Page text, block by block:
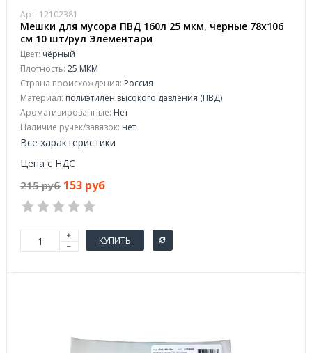
Арт. 12102381
Мешки для мусора ПВД 160л 25 мкм, черные 78х106
см 10 шт/рул Элементари
Цвет: чёрный
Плотность: 25 МКМ
Страна происхождения: Россия
Материал: полиэтилен высокого давления (ПВД)
Ароматизированные: Нет
Наличие ручек/завязок: нет
Все характеристики
Цена с НДС
215 руб 153 руб
КУПИТЬ